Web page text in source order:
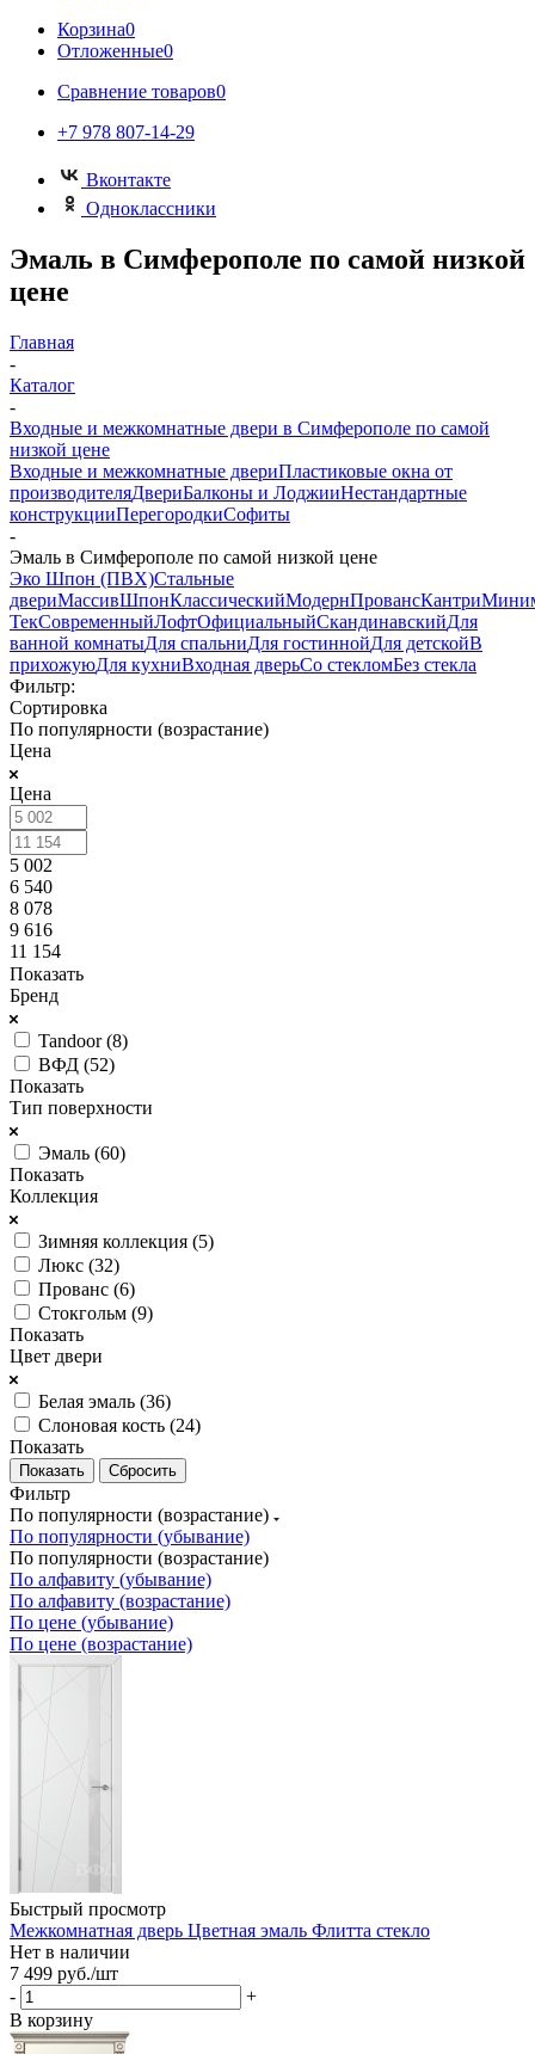
Корзина0
Отложенные0
Сравнение товаров0
+7 978 807-14-29
Вконтакте
Одноклассники
Эмаль в Симферополе по самой низкой
цене
Главная
-
Каталог
-
Входные и межкомнатные двери в Симферополе по самой
низкой цене
Входные и межкомнатные двериПластиковые окна от
производителяДвериБалконы и ЛоджииНестандартные
конструкцииПерегородкиСофиты
-
Эмаль в Симферополе по самой низкой цене
Эко Шпон (ПВХ)Стальные
двериМассивШпонКлассическийМодернПровансКантри
ТекСовременныйЛофтОфициальныйСкандинавскийДля
ванной комнатыДля спальниДля гостиннойДля детскойВ
прихожуюДля кухниВходная дверьСо стекломБез стекла
Фильтр:
Сортировка
По популярности (возрастание)
Цена
Цена
5 002
6 540
8 078
9 616
11 154
Показать
Бренд
Tandoor (8)
ВФД (52)
Показать
Тип поверхности
Эмаль (60)
Показать
Коллекция
Зимняя коллекция (5)
Люкс (32)
Прованс (6)
Стокгольм (9)
Показать
Цвет двери
Белая эмаль (36)
Слоновая кость (24)
Показать
Сбросить
Фильтр
По популярности (возрастание)
По популярности (убывание)
По популярности (возрастание)
По алфавиту (убывание)
По алфавиту (возрастание)
По цене (убывание)
По цене (возрастание)
Быстрый просмотр
Межкомнатная дверь Цветная эмаль Флитта стекло
Нет в наличии
7 499 руб./шт
-
+
В корзину